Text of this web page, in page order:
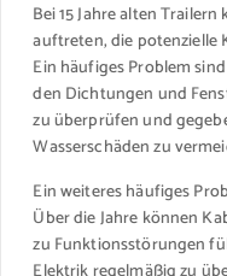
Bei 15 Jahre alten
auftreten, die potenzielle
Ein häufiges Problem
den Dichtungen und
zu überprüfen und
Wasserschäden zu
Ein weiteres häufiges
Über die Jahre können
zu Funktionsstörungen